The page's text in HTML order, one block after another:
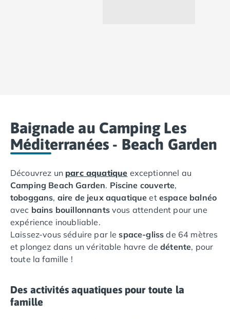
Camping Clairvaux-les-Lacs
Camping Haute-Normandie
Camping Eure
Camping Essonne
Camping Seine-et-Marne
Camping Val d'Oise
Camping Val-de-Marne
Camping Languedoc-Roussillon
Camping Aude
Camping Gruissan
Camping Narbonne-Plage
Camping Gard
Camping Aigues-Mortes
Baignade au Camping Les
Méditerranées - Beach Garden
Découvrez un parc aquatique exceptionnel au
Camping Beach Garden. Piscine couverte,
toboggans, aire de jeux aquatique et espace balnéo
avec bains bouillonnantsvous attendent pour une
expérience inoubliable.
Laissez-vous séduire par lespace-gliss de 64 mètres
et plongez dans un véritable havre dedétente, pour
toute la famille !
Des activités aquatiques pour toute la
famille